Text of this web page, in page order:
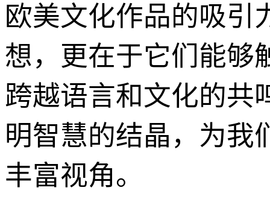
欧美文化作品的吸引
想，更在于它们能够
跨越语言和文化的共
明智慧的结晶，为我
丰富视角。